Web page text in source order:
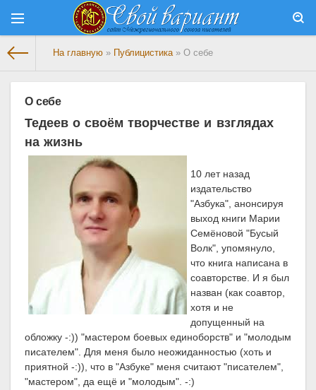
На главную » Публицистика» О себе
О себе
Тедеев о своём творчестве и взглядах
на жизнь
10 лет назад
издательство
"Азбука", анонсируя
выход книги Марии
Семёновой "Бусый
Волк", упомянуло,
что книга написана в
соавторстве. И я был
назван (как соавтор,
хотя и не
допущенный на
обложку -:)) "мастером боевых единоборств" и "молодым
писателем". Для меня было неожиданностью (хоть и
приятной -:)), что в "Азбуке" меня считают "писателем",
"мастером", да ещё и "молодым". -:)